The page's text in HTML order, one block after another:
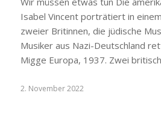
Isabel Vincent porträtiert in
zweier Britinnen, die jüdische
Musiker aus Nazi-Deutschland
Migge Europa, 1937. Zwei
2. November 2022